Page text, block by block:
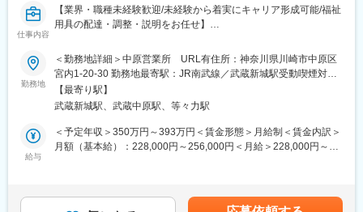
■入社後のオンボーディング：
入社後数週間は、先輩社員と自治体との打ち合わせに同席しなが
に聞ける環境を整備済みです。
■当社ビジョン：
「すべての子どもたちが安全に暮らせる世界をつくる」
さないことが非常に重要です。しかし、児童相談所等の職員は、
不確実な情報しかない中で、「子どもを保護すべきかどうか」と
仕事内容
【業界・職種未経験歓迎/未経験から着実にキャリア形成可能/福祉
用具の配達・調整・説明をお任せ】
■概要
レンタルの福祉用具の配達・調整・説明をお任せします。
単に福祉用具を運ぶだけではなく、ご利用者様やご家族とのコミ
ュニケーションの中で、新たなニーズをキャッチ→営業へ連携に
て、顧客満足度や事業への貢献を感じれれます。
■具体的には
して使っていただけるよう丁寧に使用方法・注意事項をご説明
勤務地
＜勤務地詳細＞中原営業所 URL有住所：神奈川県川崎市中原区
宮内1-20-30 勤務地最寄駅：JR南武線／武蔵新城駅受動喫煙対
策：屋内全面禁煙変更の範囲：会社の定める事業所（リモートワ
ーク含む）
【最寄り駅】
武蔵新城駅、武蔵中原駅、等々力駅
給与
＜予定年収＞350万円～393万円＜賃金形態＞月給制＜賃金内訳＞
月額（基本給）：228,000円～256,000円＜月給＞228,000円～
支給■昇給：年1回■賞与：年2回（約2.5カ月分）賃金はあくまで